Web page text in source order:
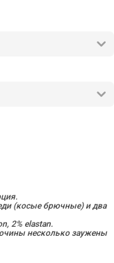
(косые брючные) и два
2% elastan.
несколько заужены